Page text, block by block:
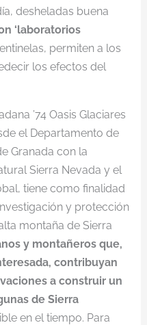
desheladas buena
‘laboratorios
permiten a los
los efectos del
’74 Oasis Glaciares
el Departamento de
Granada con la
Sierra Nevada y el
tiene como finalidad
y protección
montaña de Sierra
y montañeros que,
contribuyan
a construir un
de Sierra
en el tiempo. Para